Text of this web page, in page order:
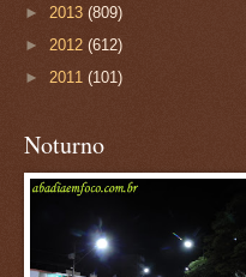
► 2013 (809)
► 2012 (612)
► 2011 (101)
Noturno